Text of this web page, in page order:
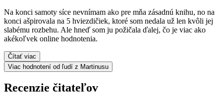
Na konci samoty síce nevnímam ako pre mňa zásadnú knihu, no na
konci ašpirovala na 5 hviezdičiek, ktoré som nedala už len kvôli jej
slabému rozbehu. Ale hneď som ju požičala ďalej, čo je viac ako
akékoľvek online hodnotenia.
Čítať viac
Viac hodnotení od ľudí z Martinusu
Recenzie čitateľov